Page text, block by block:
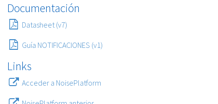
Documentación
Datasheet (v7)
Guía NOTIFICACIONES (v1)
Links
Acceder a NoisePlatform